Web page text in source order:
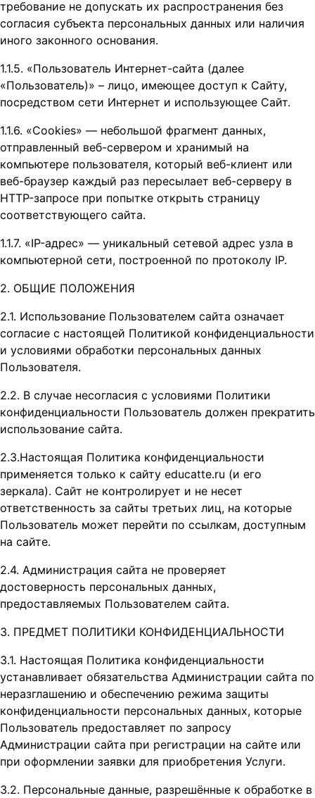
требование не допускать их распространения без
согласия субъекта персональных данных или наличия
иного законного основания.
1.1.5. «Пользователь Интернет-сайта (далее
«Пользователь)» – лицо, имеющее доступ к Сайту,
посредством сети Интернет и использующее Сайт.
1.1.6. «Cookies» — небольшой фрагмент данных,
отправленный веб-сервером и хранимый на
компьютере пользователя, который веб-клиент или
веб-браузер каждый раз пересылает веб-серверу в
HTTP-запросе при попытке открыть страницу
соответствующего сайта.
1.1.7. «IP-адрес» — уникальный сетевой адрес узла в
компьютерной сети, построенной по протоколу IP.
2. ОБЩИЕ ПОЛОЖЕНИЯ
2.1. Использование Пользователем сайта означает
согласие с настоящей Политикой конфиденциальности
и условиями обработки персональных данных
Пользователя.
2.2. В случае несогласия с условиями Политики
конфиденциальности Пользователь должен прекратить
использование сайта.
2.3.Настоящая Политика конфиденциальности
применяется только к сайту educatte.ru (и его
зеркала). Сайт не контролирует и не несет
ответственность за сайты третьих лиц, на которые
Пользователь может перейти по ссылкам, доступным
на сайте.
2.4. Администрация сайта не проверяет
достоверность персональных данных,
предоставляемых Пользователем сайта.
3. ПРЕДМЕТ ПОЛИТИКИ КОНФИДЕНЦИАЛЬНОСТИ
3.1. Настоящая Политика конфиденциальности
устанавливает обязательства Администрации сайта по
неразглашению и обеспечению режима защиты
конфиденциальности персональных данных, которые
Пользователь предоставляет по запросу
Администрации сайта при регистрации на сайте или
при оформлении заявки для приобретения Услуги.
3.2. Персональные данные, разрешённые к обработке в